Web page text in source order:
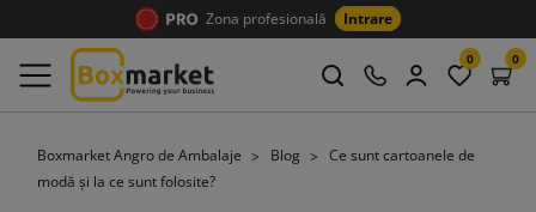
Zona profesională Intrare
0 0
Boxmarket Angro de Ambalaje Blog
Ce sunt cartoanele de
modă și la ce sunt folosite?